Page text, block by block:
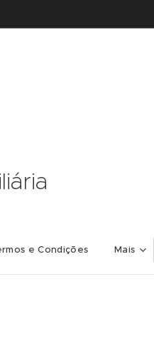
e Condições Mais